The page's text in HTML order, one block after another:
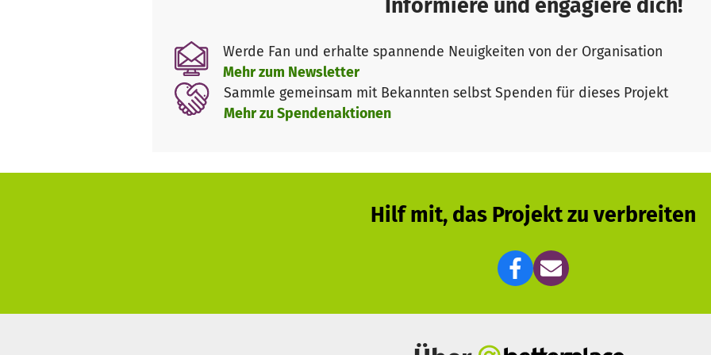
Burner-Community hier an einem Projekt arbeiten, das länger Bestand und
auch Möglichkeiten geschaffen werden, Kunstwerke sichtbar zu machen.
Deine Spenden
Wir wollen diesen Raum für die nächsten 2-3 Jahre mit der Unterstützung unserer
Sollte das nicht (mehr) möglich sein, entscheiden die Spender*innen über die
Wenn du etwas bewirken willst, nimm an den Diskussionen teil:https://
Informiere und engagiere dich!
Werde Fan und erhalte spannende Neuigkeiten von der Organisation
Mehr zum Newsletter
Sammle gemeinsam mit Bekannten selbst Spenden für dieses Projekt
Mehr zu Spendenaktionen
Hilf mit, das Projekt zu verbreiten